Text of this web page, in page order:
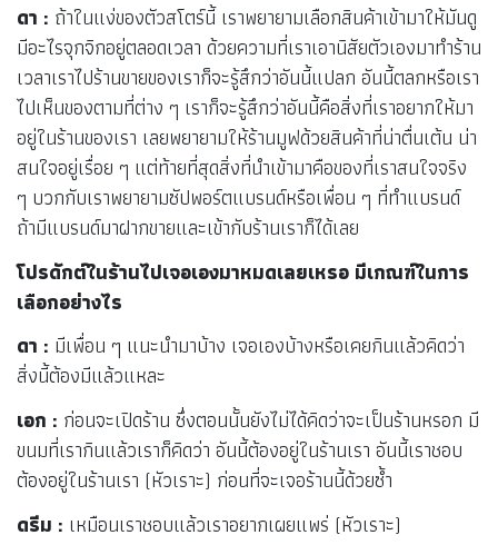
ดา : ถ้าในแง่ของตัวสโตร์นี้ เราพยายามเลือกสินค้าเข้ามาให้มันดู
มีอะไรจุกจิกอยู่ตลอดเวลา ด้วยความที่เราเอานิสัยตัวเองมาทำร้าน
เวลาเราไปร้านขายของเราก็จะรู้สึกว่าอันนี้แปลก อันนี้ตลกหรือเรา
ไปเห็นของตามที่ต่าง ๆ เราก็จะรู้สึกว่าอันนี้คือสิ่งที่เราอยากให้มา
อยู่ในร้านของเรา เลยพยายามให้ร้านมูฟด้วยสินค้าที่น่าตื่นเต้น น่า
สนใจอยู่เรื่อย ๆ แต่ท้ายที่สุดสิ่งที่นำเข้ามาคือของที่เราสนใจจริง
ๆ บวกกับเราพยายามซัปพอร์ตแบรนด์หรือเพื่อน ๆ ที่ทำแบรนด์
ถ้ามีแบรนด์มาฝากขายและเข้ากับร้านเราก็ได้เลย
โปรดักต์ในร้านไปเจอเองมาหมดเลยเหรอ มีเกณฑ์ในการ
เลือกอย่างไร
ดา : มีเพื่อน ๆ แนะนำมาบ้าง เจอเองบ้างหรือเคยกินแล้วคิดว่า
สิ่งนี้ต้องมีแล้วแหละ
เอก : ก่อนจะเปิดร้าน ซึ่งตอนนั้นยังไม่ได้คิดว่าจะเป็นร้านหรอก มี
ขนมที่เรากินแล้วเราก็คิดว่า อันนี้ต้องอยู่ในร้านเรา อันนี้เราชอบ
ต้องอยู่ในร้านเรา (หัวเราะ) ก่อนที่จะเจอร้านนี้ด้วยซ้ำ
ดรีม : เหมือนเราชอบแล้วเราอยากเผยแพร่ (หัวเราะ)